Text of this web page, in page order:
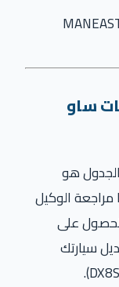
ساو
هو
الوكيل
على
سيارتك
DX8S
).